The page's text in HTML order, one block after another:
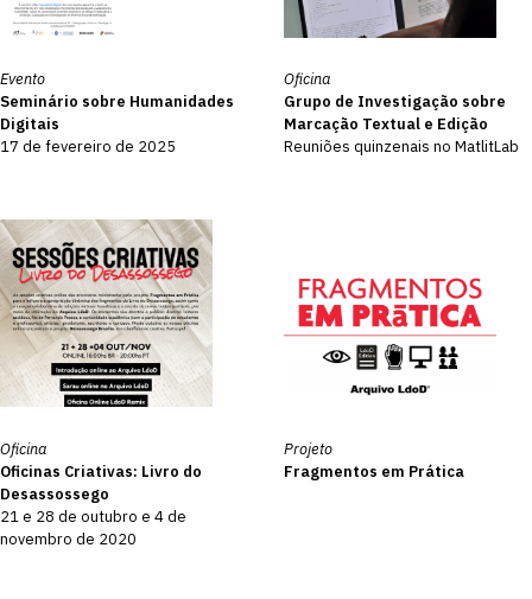
Evento
Seminário sobre Humanidades
Digitais
17 de fevereiro de 2025
Oficina
Grupo de Investigação sobre
Marcação Textual e Edição
Reuniões quinzenais no MatlitLab
Oficina
Oficinas Criativas: Livro do
Desassossego
21 e 28 de outubro e 4 de
novembro de 2020
Projeto
Fragmentos em Prática